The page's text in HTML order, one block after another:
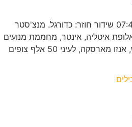
מנ. סיטי - אינטר 06:00 - 07:45 שידור חוזר: כדורגל. מנצ'סטר
איטליה, אינטר, מחממת מנועים
מול הסיטיזנס והמאמן החדש, אנזו מארסקה, לעיני 50 אלף צופים